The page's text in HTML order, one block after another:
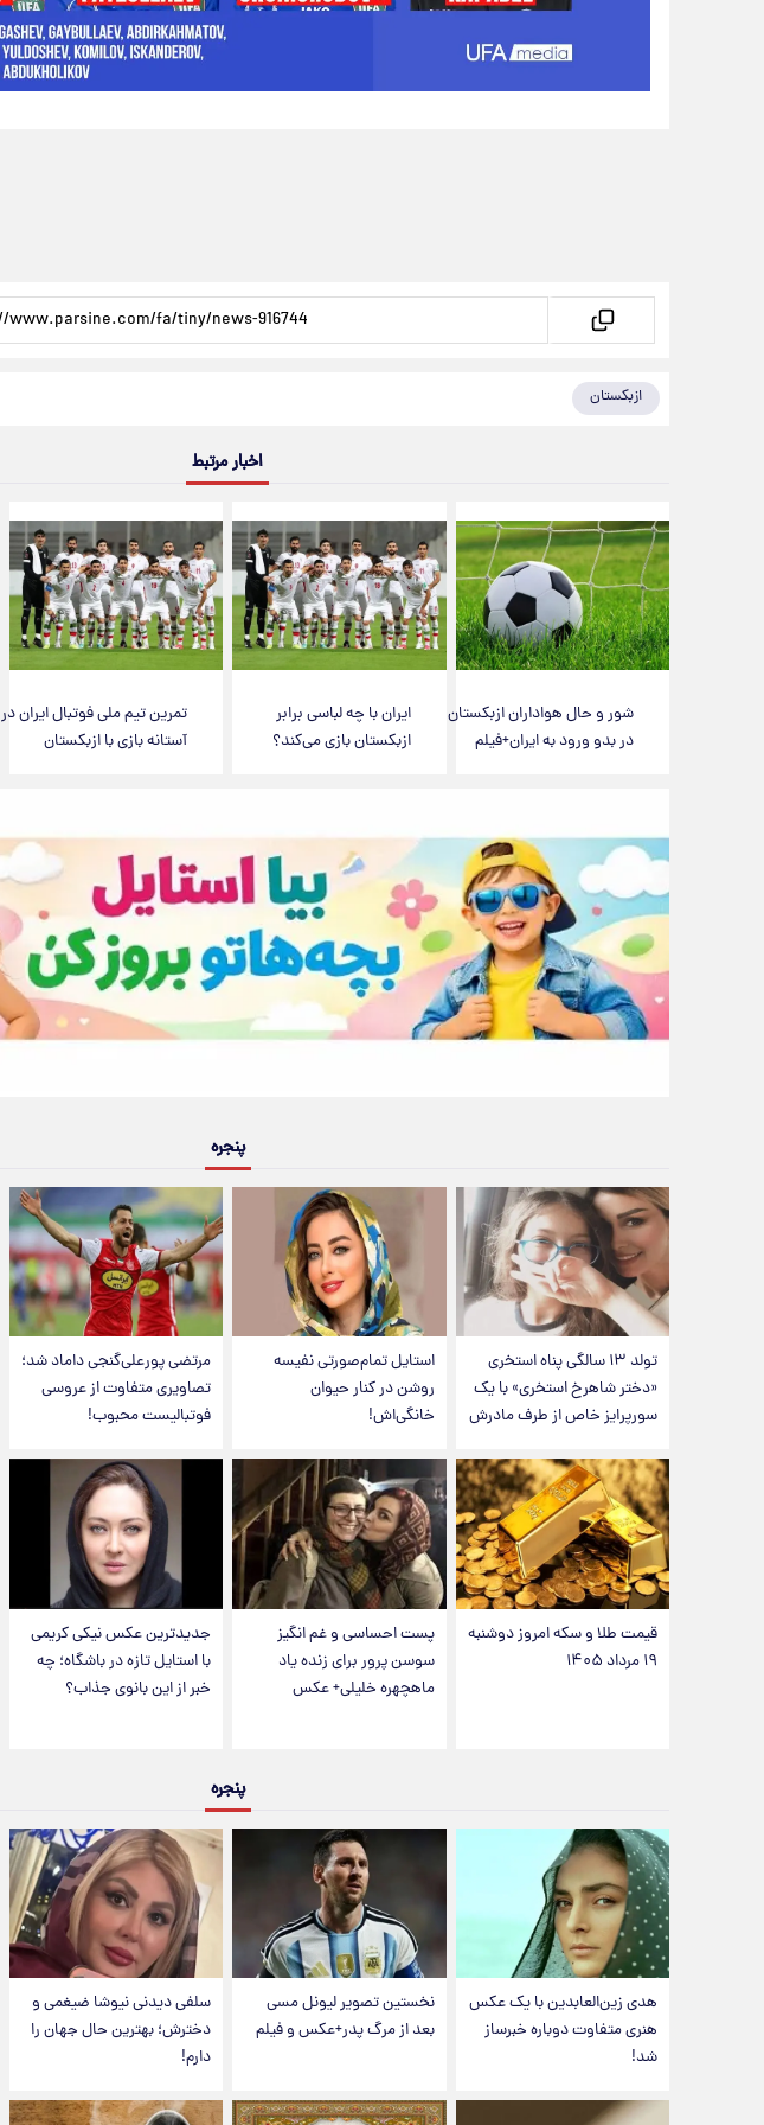
ازبکستان
اخبار مرتبط
شور و حال هواداران ازبکستان
در بدو ورود به ایران+فیلم
ایران با چه لباسی برابر
ازبکستان بازی می‌کند؟
تمرین تیم ملی فوتبال ایران در
آستانه بازی با ازبکستان
پنجره
تولد ۱۳ سالگی پناه استخری
«دختر شاهرخ استخری» با یک
سورپرایز خاص از طرف مادرش
استایل تمام‌صورتی نفیسه
روشن در کنار حیوان
خانگی‌اش!
مرتضی پورعلی‌گنجی داماد شد؛
تصاویری متفاوت از عروسی
فوتبالیست محبوب!
قیمت طلا و سکه امروز دوشنبه
۱۹ مرداد ۱۴۰۵
پست احساسی و غم انگیز
سوسن پرور برای زنده یاد
ماهچهره خلیلی+ عکس
جدیدترین عکس نیکی کریمی
با استایل تازه در باشگاه؛ چه
خبر از این بانوی جذاب؟
پنجره
هدی زین‌العابدین با یک عکس
هنری متفاوت دوباره خبرساز
شد!
نخستین تصویر لیونل مسی
بعد از مرگ پدر+عکس و فیلم
سلفی دیدنی نیوشا ضیغمی و
دخترش؛ بهترین حال جهان را
دارم!